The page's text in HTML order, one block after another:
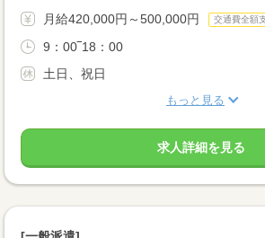
月給420,000円～500,000円 交通費全額
9：00‾18：00
土日、祝日
もっと見る
求人詳細を見る